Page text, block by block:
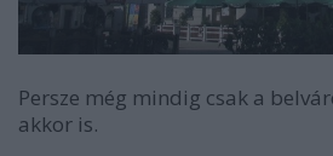
Persze még mindig csak a
akkor is.